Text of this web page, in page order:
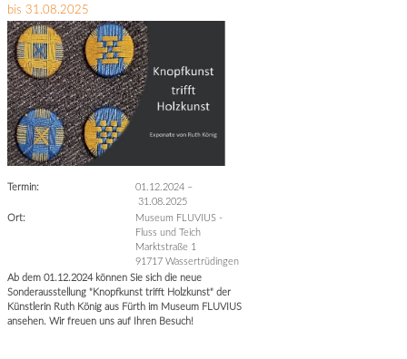
bis 31.08.2025
Termin: 01.12.2024 –
31.08.2025
Ort:
Museum FLUVIUS -
Fluss und Teich
Marktstraße 1
91717 Wassertrüdingen
Ab dem 01.12.2024 können Sie sich die neue
Sonderausstellung "Knopfkunst trifft Holzkunst" der
Künstlerin Ruth König aus Fürth im Museum FLUVIUS
ansehen. Wir freuen uns auf Ihren Besuch!